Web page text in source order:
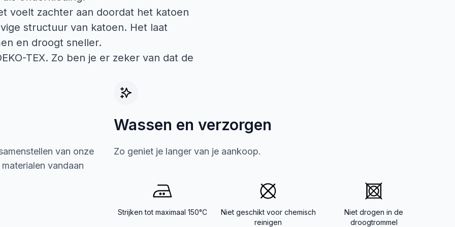
voelt zachter aan doordat het katoen
structuur van katoen. Het laat
en droogt sneller.
TEX. Zo ben je er zeker van dat de
van onze
vandaan
Wassen en verzorgen
Zo geniet je langer van je aankoop.
Strijken tot maximaal 150°C
Niet geschikt voor chemisch
reinigen
Niet drogen in de
droogtrommel